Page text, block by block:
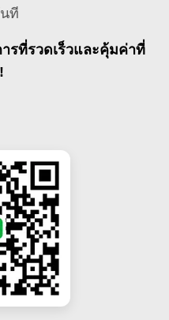
ที
รที่รวดเร็วและคุ้มค่าที่